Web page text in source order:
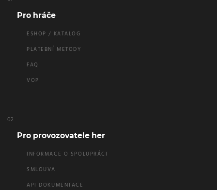
Pro hráče
ESHOP / KATALOG
PLATEBNÍ METODY
FAQ
VOP
Pro provozovatele her
INFORMACE O SPOLUPRÁCI
SMLOUVA
API DOKUMENTACE